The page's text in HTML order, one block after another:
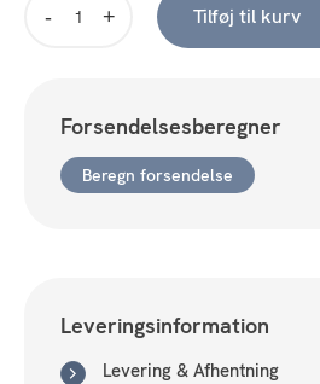
90x200cm,
Tilføj til kurv
Forsendelsesberegner
Beregn forsendelse
Leveringsinformation
Levering & Afhentning